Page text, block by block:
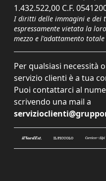
1.432.522,00 C.F.
I diritti delle immagini e dei
espressamente vietata la
mezzo e l'adattamento
Per qualsiasi necessità
servizio clienti è a tua
Puoi contattarci al
scrivendo una mail a